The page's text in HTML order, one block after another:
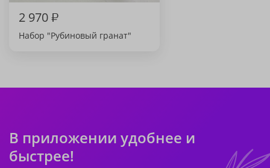
2 970₽
Набор "Рубиновый гранат"
В приложении удобнее и
быстрее!